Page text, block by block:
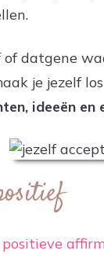
of datgene
je jezelf
ideeën en
positieve